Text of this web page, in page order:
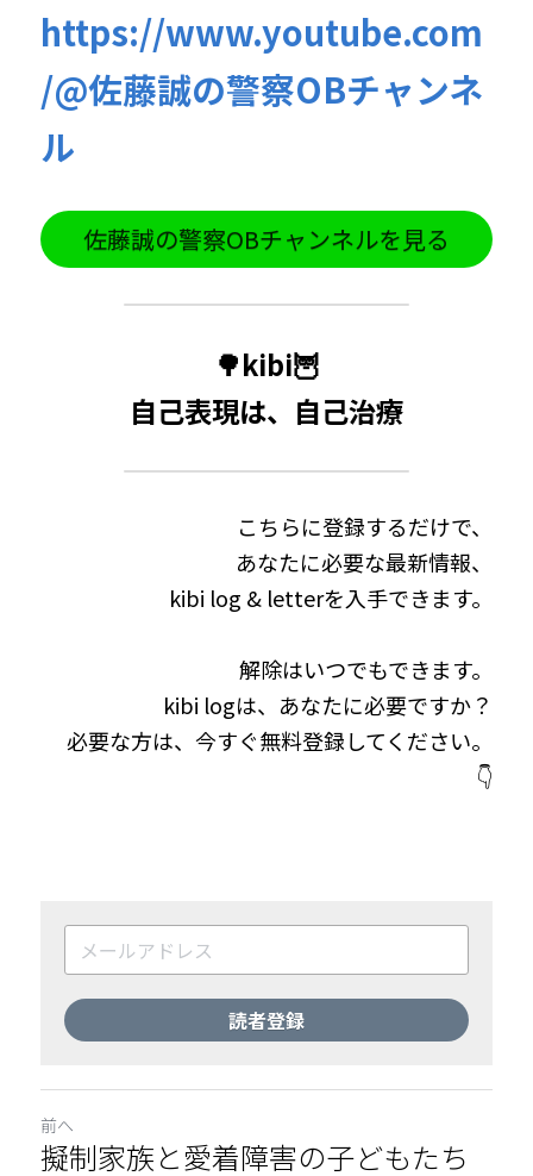
https://www.youtube.com
/@佐藤誠の警察OBチャンネ
ル
佐藤誠の警察OBチャンネルを見る
🌳kibi🦉
自己表現は、自己治療
こちらに登録するだけで、
あなたに必要な最新情報、
kibi log & letterを入手できます。
解除はいつでもできます。
kibi logは、あなたに必要ですか？
必要な方は、今すぐ無料登録してください。
👇
読者登録
前へ
擬制家族と愛着障害の子どもたち​